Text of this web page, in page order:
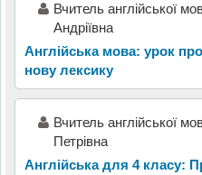
Вчитель англійської
Андріївна
Англійська мова: урок
нову лексику
Вчитель англійської
Петрівна
Англійська для 4 класу: